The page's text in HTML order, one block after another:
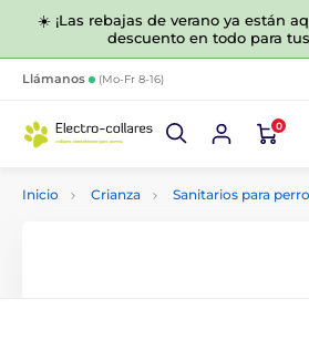
☀️ ¡Las rebajas de verano ya están
descuento en todo para
Llámanos (Mo-Fr 8-16)
0
Inicio Crianza Sanitarios para